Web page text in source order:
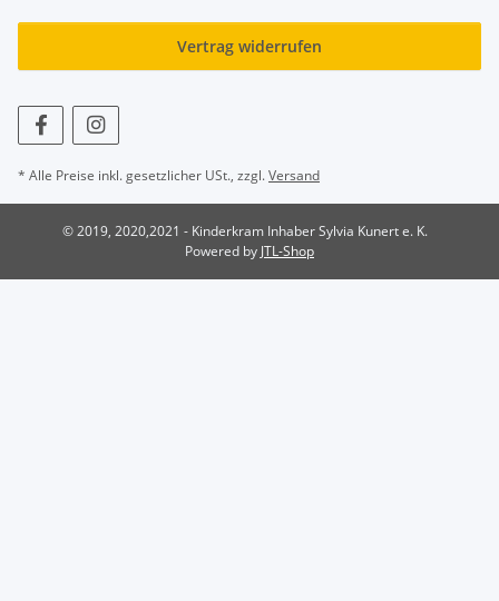
Vertrag widerrufen
* Alle Preise inkl. gesetzlicher USt., zzgl.Versand
© 2019, 2020,2021 - Kinderkram Inhaber Sylvia Kunert e. K.
Powered by JTL-Shop